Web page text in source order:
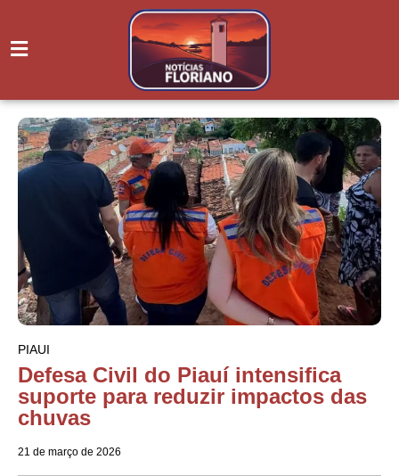
PIAUI
Defesa Civil do Piauí intensifica
suporte para reduzir impactos das
chuvas
21 de março de 2026